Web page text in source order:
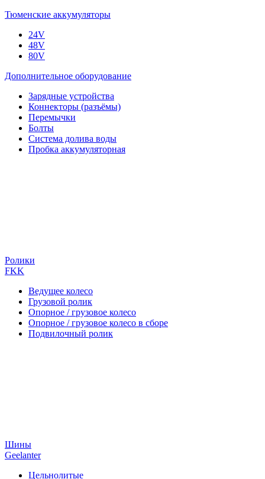
Тюменские аккумуляторы
24V
48V
80V
Дополнительное оборудование
Зарядные устройства
Коннекторы (разъёмы)
Перемычки
Болты
Система долива воды
Пробка аккумуляторная
Ролики
FKK
Ведущее колесо
Грузовой ролик
Опорное / грузовое колесо
Опорное / грузовое колесо в сборе
Подвилочный ролик
Шины
Geelanter
Цельнолитые